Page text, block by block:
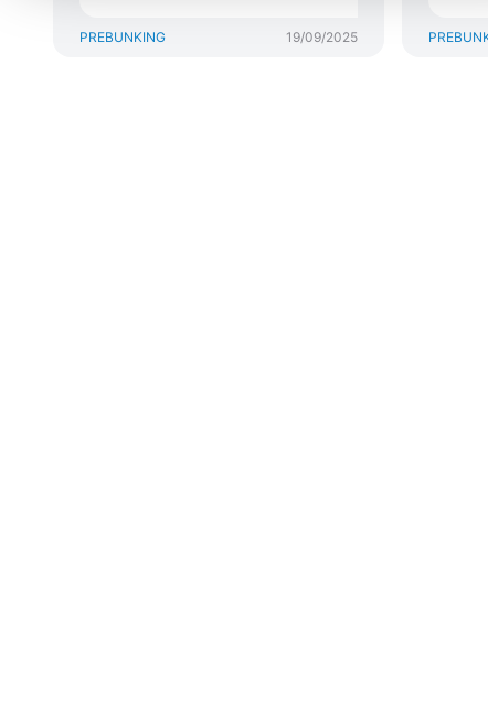
PREBUNKING 19/09/2025